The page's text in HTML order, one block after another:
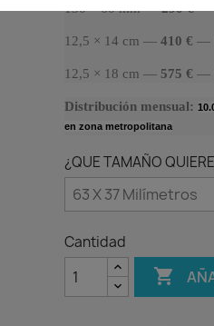
130 × 60 mm —290 €—
12,5 × 14 cm — 410 € —
12,5 × 18 cm — 575 € —
Distribución mensual:
en zona metropolitana
¿QUE TAMAÑO
Cantidad
